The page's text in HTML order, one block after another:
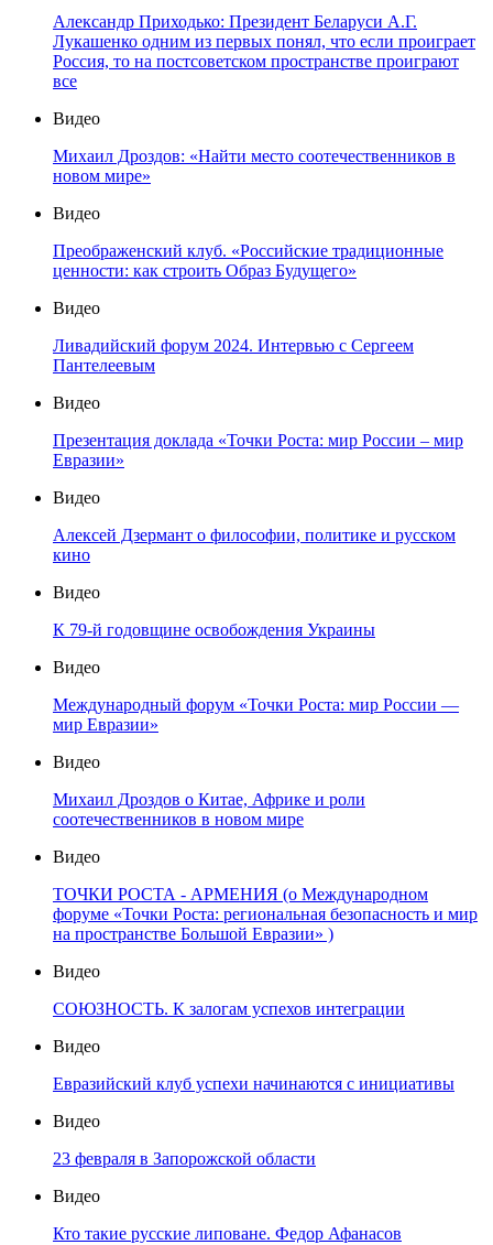
Александр Приходько: Президент Беларуси А.Г.
Лукашенко одним из первых понял, что если проиграет
Россия, то на постсоветском пространстве проиграют
все
Видео
Михаил Дроздов: «Найти место соотечественников в
новом мире»
Видео
Преображенский клуб. «Российские традиционные
ценности: как строить Образ Будущего»
Видео
Ливадийский форум 2024. Интервью с Сергеем
Пантелеевым
Видео
Презентация доклада «Точки Роста: мир России – мир
Евразии»
Видео
Алексей Дзермант о философии, политике и русском
кино
Видео
К 79-й годовщине освобождения Украины
Видео
Международный форум «Точки Роста: мир России —
мир Евразии»
Видео
Михаил Дроздов о Китае, Африке и роли
соотечественников в новом мире
Видео
ТОЧКИ РОСТА - АРМЕНИЯ (о Международном
форуме «Точки Роста: региональная безопасность и мир
на пространстве Большой Евразии» )
Видео
СОЮЗНОСТЬ. К залогам успехов интеграции
Видео
Евразийский клуб успехи начинаются с инициативы
Видео
23 февраля в Запорожской области
Видео
Кто такие русские липоване. Федор Афанасов